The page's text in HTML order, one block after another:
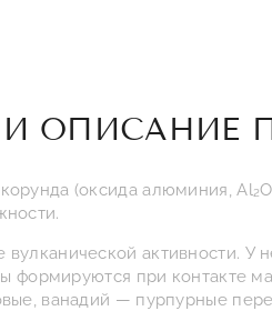
И ОПИСАНИЕ
(оксида алюминия,
активности. У
формируются при
ванадий — пурпурные